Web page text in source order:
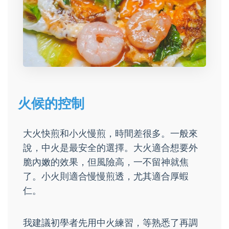
火候的控制
大火快煎和小火慢煎，時間差很多。一般來
說，中火是最安全的選擇。大火適合想要外
脆內嫩的效果，但風險高，一不留神就焦
了。小火則適合慢慢煎透，尤其適合厚蝦
仁。
我建議初學者先用中火練習，等熟悉了再調